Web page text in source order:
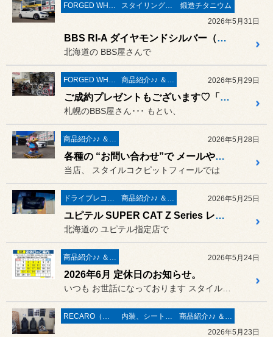
FORGED WHEELS スタイリング系 ホイール＆タイヤ＆エアロパーツ
鍛造チタニウム
2026年5月31日
BBS RI-A ダイヤモンドシルバー（DS）& ブリヂストン ポテンザ S007A の装着作業 ／ フォルクスワーゲン POLO（ポロ）
北海道の BBS屋さんで
FORGED WHEELS 商品紹介♪♪ ＆ ”フィール”からのお知らせ。 2026年5月29日
ご成約プレゼントもございます♡「BBS 鍛造ホイール キャンペーン」開催 !! 2026年6月6日（土曜日）～ 2026年6月21日（大安）まで
札幌のBBS屋さん･･･ もとい、
商品紹介♪♪ ＆ ”フィール”からのお知らせ。 2026年5月28日
各種の “お問い合わせ”で メールや電話、ご来店を頂く前に お読みください
当店、 スタイルコクピットフィールでは
ドライブレコーダー＆レーダー取付 商品紹介♪♪ ＆ ”フィール”からのお知らせ。 2026年5月25日
ユピテル SUPER CAT Z Series レーザー&レーダー探知機「ZK2200」の取付作業 ／ トヨタ ハリアー ハイブリッド
北海道の ユピテル指定店で
商品紹介♪♪ ＆ ”フィール”からのお知らせ。 2026年5月24日
2026年6月 定休日のお知らせ。
RECARO（レカロシート） 内装、シート、ステアリング
商品紹介♪♪ ＆ ”フィール”からのお知らせ。
2026年5月23日